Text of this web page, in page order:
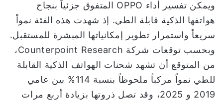
ويمكن تفسير أداء OPPO المتفوق جزئياً بنجاح
هواتفها الذكية قابلة الطي. إذ شهدت هذه الفئة نمواً
سريعاً واستمرار تطوير إمكانياتها المبشرة للمستقبل.
وبحسب توقعات شركة Counterpoint Research،
من المتوقع أن تشهد شحنات الهواتف الذكية القابلة
للطي نمواً مركباً ملحوظاً بنسبة 114% بين عامي
2019 و 2025، وقد تصل ذروتها بزيادة أربع مرات